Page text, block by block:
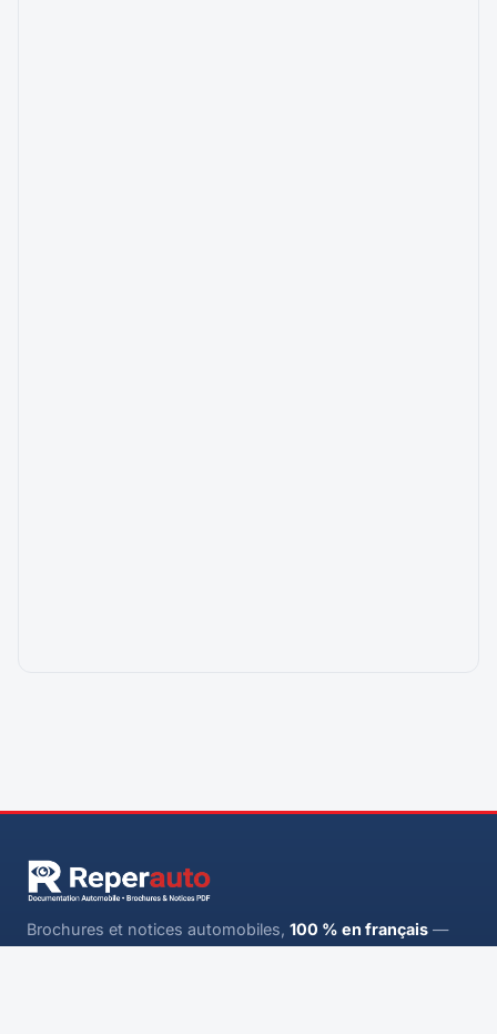
Brochures et notices automobiles, 100 % en français —